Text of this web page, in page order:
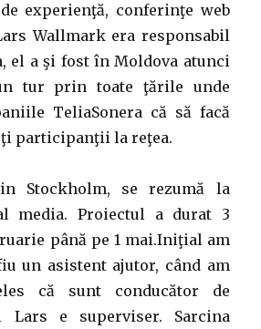
experienţă, conferinţe web
Wallmark era responsabil
el a şi fost în Moldova atunci
tur prin toate ţările unde
TeliaSonera că să facă
participanţii la reţea.
Stockholm, se rezumă la
media. Proiectul a durat 3
până pe 1 mai.Iniţial am
un asistent ajutor, când am
că sunt conducător de
e superviser. Sarcina